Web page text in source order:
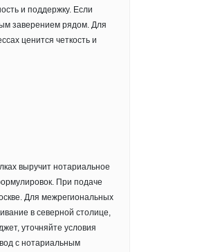
и поддержку. Если
заверением рядом. Для
ценится четкость и
выручит нотариальное
При подаче
Для межрегиональных
в северной столице,
уточняйте условия
с нотариальным